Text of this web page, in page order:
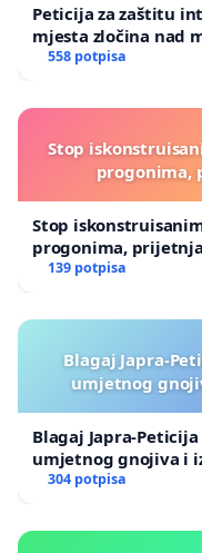
Peticija za zaštitu
mjesta zločina nad
558 potpisa
Stop
progonima,
Stop
progonima,
139 potpisa
Blagaj Japra-
umjetnog
Blagaj Japra-
umjetnog gnojiva i
304 potpisa